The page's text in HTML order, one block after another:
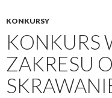
KONKURSY
KONKURS
ZAKRESU